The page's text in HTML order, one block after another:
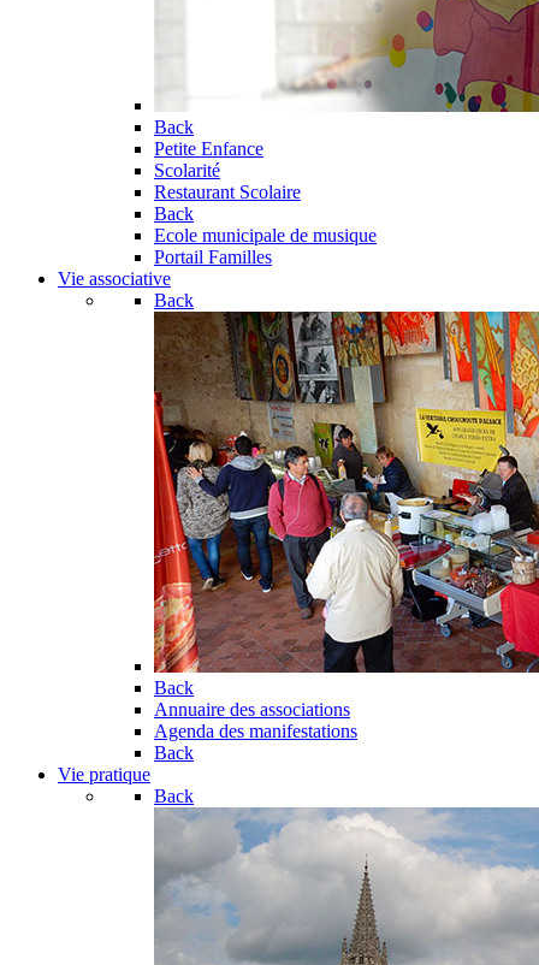
Back
Petite Enfance
Scolarité
Restaurant Scolaire
Back
Ecole municipale de musique
Portail Familles
Vie associative
Back
Back
Annuaire des associations
Agenda des manifestations
Back
Vie pratique
Back